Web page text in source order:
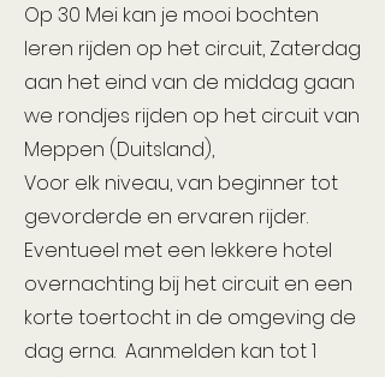
Op 30 Mei kan je mooi bochten
leren rijden op het circuit, Zaterdag
aan het eind van de middag gaan
we rondjes rijden op het circuit van
Meppen (Duitsland),
Voor elk niveau, van beginner tot
gevorderde en ervaren rijder.
Eventueel met een lekkere hotel
overnachting bij het circuit en een
korte toertocht in de omgeving de
dag erna. Aanmelden kan tot 1